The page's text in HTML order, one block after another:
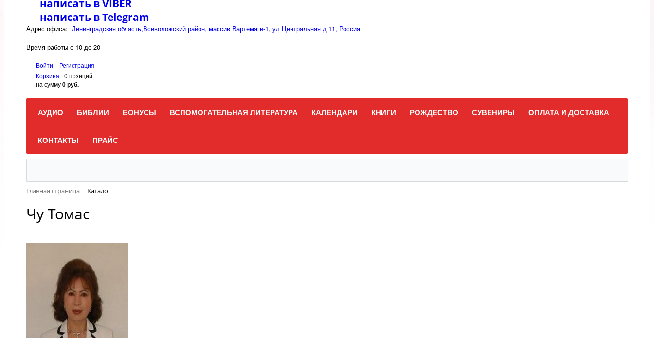
написать в VIBER
написать в Telegram
Адрес офиса: Ленинградская область,Всеволожский район, массив Вартемяги-1, ул Центральная д 11, Россия
Время работы с 10 до 20
Войти
Регистрация
Корзина
0 позиций
на сумму0 руб.
АУДИО БИБЛИИ БОНУСЫ ВСПОМОГАТЕЛЬНАЯ ЛИТЕРАТУРА КАЛЕНДАРИ КНИГИ РОЖДЕСТВО СУВЕНИРЫ ОПЛАТА И ДОСТАВКА
КОНТАКТЫ ПРАЙС
Главная страница Каталог
Чу Томас